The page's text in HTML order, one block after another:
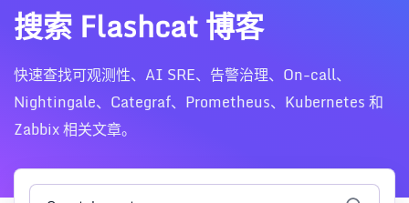
搜索 Flashcat 博客
快速查找可观测性、AI SRE、告警治理、On-call、
Nightingale、Categraf、Prometheus、Kubernetes 和
Zabbix 相关文章。